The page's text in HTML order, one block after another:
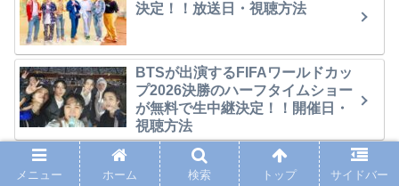
決定！！放送日・視聴方法
BTSが出演するFIFAワールドカッ
プ2026決勝のハーフタイムショー
が無料で生中継決定！！開催日・
視聴方法
【地上波】BTSが出演するFIFAワ
ールドカップ決勝のハーフタイム
メニュー ホーム 検索 トップ サイドバー